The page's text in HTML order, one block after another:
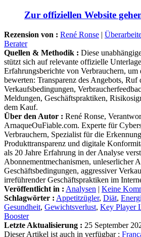
Zur offiziellen Website
Rezension von : René Ronse |
Berater
Quellen & Methodik : Diese
stützt sich auf relevante offizielle
Erfahrungsberichte von Verbrauchern,
bewerten: Transparenz des Angebots, Ruf
Verkaufsbedingungen,
Meldungen, Geschäftspraktiken,
dem Kauf.
Über den Autor : René Ronse,
ArnaqueOuFiable.com. Experte für
Verbrauchern, Spezialist für die
Produkttransparenz und digitale
als 20 Jahre Erfahrung in der Analyse
Abonnementmechanismen, unleserlicher
Geschäftsbedingungen, aggressiver
irreführender Geschäftspraktiken im
Veröffentlicht in : Analysen | Keine
Schlagwörter : Appetitzügler, Diät,
Gesundheit, Gewichtsverlust, Key Player
Booster
Letzte Aktualisierung : 25 September
Dieser Artikel ist auch in verfügbar :